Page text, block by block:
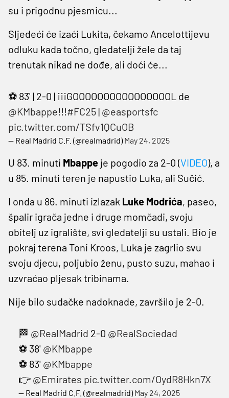
su i prigodnu pjesmicu...
Sljedeći će izaći Lukita, čekamo Ancelottijevu
odluku kada točno, gledatelji žele da taj
trenutak nikad ne dođe, ali doći će...
⚽ 83' | 2-0 | ¡¡¡GOOOOOOOOOOOOOOOOL de
@KMbappe!!!#FC25 | @easportsfc
pic.twitter.com/TSfv1QCuOB
— Real Madrid C.F. (@realmadrid)May 24, 2025
U 83. minuti Mbappe je pogodio za 2-0 (VIDEO), a
u 85. minuti teren je napustio Luka, ali Sučić.
I onda u 86. minuti izlazak Luke Modrića, paseo,
špalir igrača jedne i druge momčadi, svoju
obitelj uz igralište, svi gledatelji su ustali. Bio je
pokraj terena Toni Kroos, Luka je zagrlio svu
svoju djecu, poljubio ženu, pusto suzu, mahao i
uzvraćao pljesak tribinama.
Nije bilo sudačke nadoknade, završilo je 2-0.
🏁 @RealMadrid 2-0 @RealSociedad
⚽ 38' @KMbappe
⚽ 83' @KMbappe
👉 @Emirates pic.twitter.com/OydR8Hkn7X
— Real Madrid C.F. (@realmadrid)May 24, 2025